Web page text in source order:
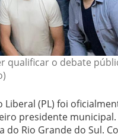
qualificar o debate
(PL) foi
presidente
Rio Grande do Sul.